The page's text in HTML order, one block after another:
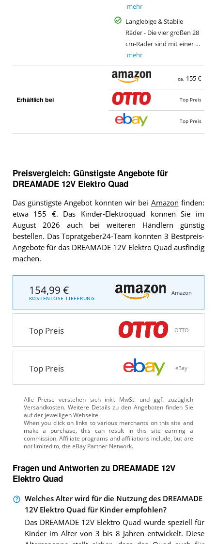
mehr
Langlebige & Stabile
Räder - Die vier großen 28
cm-Räder sind mit einer …
mehr
Erhältlich bei
ca. 155 €
Top Preis
Top Preis
Preisvergleich: Günstigste Angebote für
DREAMADE 12V Elektro Quad
Das günstigste Angebot konnten wir bei Amazon finden:
etwa 155 €. Das Kinder-Elektroquad können Sie im
August 2026 auch bei weiteren Händlern günstig
bestellen. Das Topratgeber24-Team konnten 3 Bestpreis-
Angebote für das DREAMADE 12V Elektro Quad ausfindig
machen.
154,99 €
KOSTENLOSE LIEFERUNG
Amazon
Top Preis OTTO
Top Preis eBay
Alle Preise verstehen sich inkl. MwSt. und ggf. zuzüglich
Versandkosten. Weitere Details zu den Angeboten finden Sie
auf der jeweiligen Webseite.
Fragen und Antworten zu DREAMADE 12V
Elektro Quad
Welches Alter wird für die Nutzung des DREAMADE
12V Elektro Quad für Kinder empfohlen?
Das DREAMADE 12V Elektro Quad wurde speziell für
Kinder im Alter von 3 bis 8 Jahren entwickelt. Diese